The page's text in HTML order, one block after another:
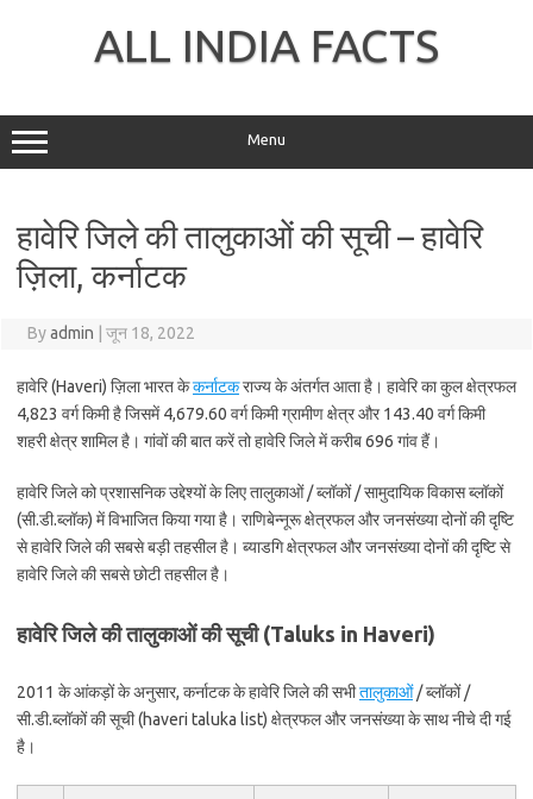
ALL INDIA FACTS
Menu
हावेरि जिले की तालुकाओं की सूची – हावेरि
ज़िला, कर्नाटक
Byadmin जून 18, 2022
हावेरि (Haveri) ज़िला भारत केकर्नाटकराज्य के अंतर्गत आता है। हावेरि का कुल क्षेत्रफल
4,823 वर्ग किमी है जिसमें 4,679.60 वर्ग किमी ग्रामीण क्षेत्र और 143.40 वर्ग किमी
शहरी क्षेत्र शामिल है। गांवों की बात करें तो हावेरि जिले में करीब 696 गांव हैं।
हावेरि जिले को प्रशासनिक उद्देश्यों के लिए तालुकाओं / ब्लॉकों / सामुदायिक विकास ब्लॉकों
(सी.डी.ब्लॉक) में विभाजित किया गया है। राणिबेन्नूरू क्षेत्रफल और जनसंख्या दोनों की दृष्टि
से हावेरि जिले की सबसे बड़ी तहसील है। ब्याडगि क्षेत्रफल और जनसंख्या दोनों की दृष्टि से
हावेरि जिले की सबसे छोटी तहसील है।
हावेरि जिले की तालुकाओं की सूची (Taluks in Haveri)
2011 के आंकड़ों के अनुसार, कर्नाटक के हावेरि जिले की सभीतालुकाओं/ ब्लॉकों /
सी.डी.ब्लॉकों की सूची (haveri taluka list) क्षेत्रफल और जनसंख्या के साथ नीचे दी गई
है।